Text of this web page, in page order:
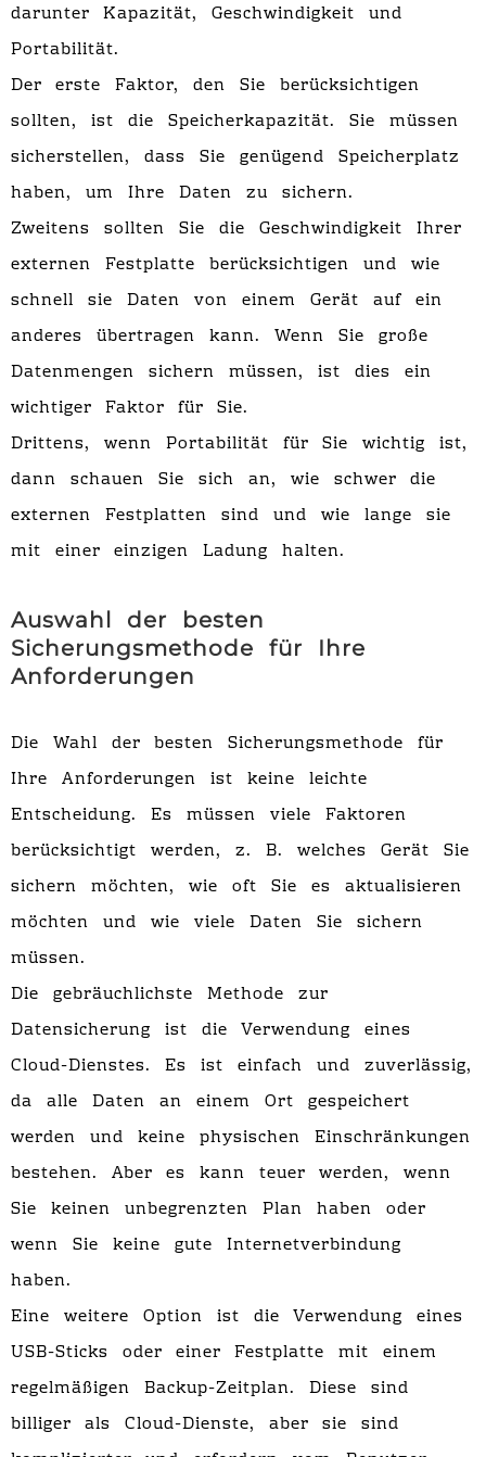
darunter Kapazität, Geschwindigkeit und
Portabilität.
Der erste Faktor, den Sie berücksichtigen
sollten, ist die Speicherkapazität. Sie müssen
sicherstellen, dass Sie genügend Speicherplatz
haben, um Ihre Daten zu sichern.
Zweitens sollten Sie die Geschwindigkeit Ihrer
externen Festplatte berücksichtigen und wie
schnell sie Daten von einem Gerät auf ein
anderes übertragen kann. Wenn Sie große
Datenmengen sichern müssen, ist dies ein
wichtiger Faktor für Sie.
Drittens, wenn Portabilität für Sie wichtig ist,
dann schauen Sie sich an, wie schwer die
externen Festplatten sind und wie lange sie
mit einer einzigen Ladung halten.
Auswahl der besten
Sicherungsmethode für Ihre
Anforderungen
Die Wahl der besten Sicherungsmethode für
Ihre Anforderungen ist keine leichte
Entscheidung. Es müssen viele Faktoren
berücksichtigt werden, z. B. welches Gerät Sie
sichern möchten, wie oft Sie es aktualisieren
möchten und wie viele Daten Sie sichern
müssen.
Die gebräuchlichste Methode zur
Datensicherung ist die Verwendung eines
Cloud-Dienstes. Es ist einfach und zuverlässig,
da alle Daten an einem Ort gespeichert
werden und keine physischen Einschränkungen
bestehen. Aber es kann teuer werden, wenn
Sie keinen unbegrenzten Plan haben oder
wenn Sie keine gute Internetverbindung
haben.
Eine weitere Option ist die Verwendung eines
USB-Sticks oder einer Festplatte mit einem
regelmäßigen Backup-Zeitplan. Diese sind
billiger als Cloud-Dienste, aber sie sind